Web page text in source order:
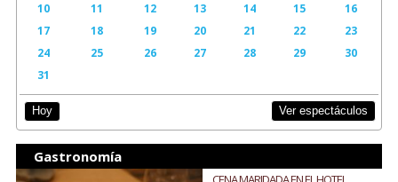
10
11 12 13 14 15
16
17
18 19 20 21 22
23
24
25 26 27 28 29
30
31
Hoy Ver espectáculos
Gastronomía